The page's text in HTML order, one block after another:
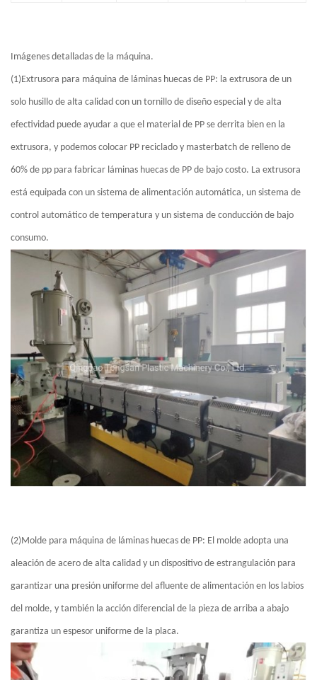
Imágenes detalladas de la máquina.
(1)Extrusora para máquina de láminas huecas de PP: la extrusora de un
solo husillo de alta calidad con un tornillo de diseño especial y de alta
efectividad puede ayudar a que el material de PP se derrita bien en la
extrusora, y podemos colocar PP reciclado y masterbatch de relleno de
60% de pp para fabricar láminas huecas de PP de bajo costo. La extrusora
está equipada con un sistema de alimentación automática, un sistema de
control automático de temperatura y un sistema de conducción de bajo
consumo.
(2)Molde para máquina de láminas huecas de PP: El molde adopta una
aleación de acero de alta calidad y un dispositivo de estrangulación para
garantizar una presión uniforme del afluente de alimentación en los labios
del molde, y también la acción diferencial de la pieza de arriba a abajo
garantiza un espesor uniforme de la placa.